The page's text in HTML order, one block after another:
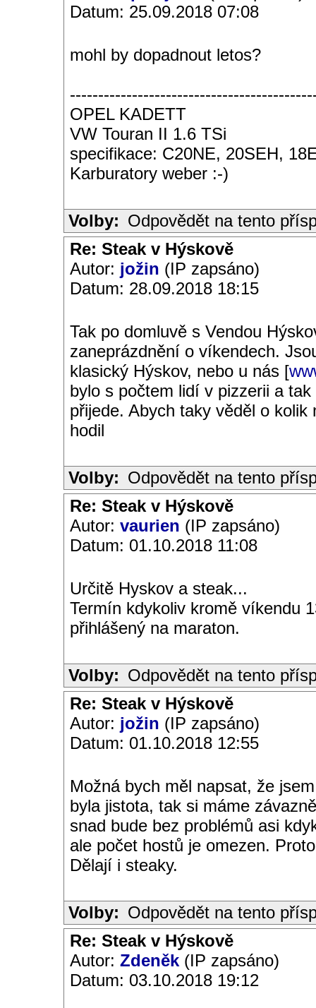
Datum: 25.09.2018 07:08
mohl by dopadnout letos?
OPEL KADETT
VW Touran II 1.6 TSi
specifikace: C20NE, 20SEH,
Karburatory weber :-)
Volby: Odpovědět na tento
Re: Steak v Hýskově
Autor: jožin (IP zapsáno)
Datum: 28.09.2018 18:15
Tak po domluvě s Vendou
zaneprázdnění o víkendech.
klasický Hýskov, nebo u nás [
bylo s počtem lidí v pizzerii a
přijede. Abych taky věděl o
hodil
Volby: Odpovědět na tento
Re: Steak v Hýskově
Autor: vaurien (IP zapsáno)
Datum: 01.10.2018 11:08
Určitě Hyskov a steak...
Termín kdykoliv kromě víkendu
přihlášený na maraton.
Volby: Odpovědět na tento
Re: Steak v Hýskově
Autor: jožin (IP zapsáno)
Datum: 01.10.2018 12:55
Možná bych měl napsat, že
byla jistota, tak si máme
snad bude bez problémů asi
ale počet hostů je omezen.
Dělají i steaky.
Volby: Odpovědět na tento
Re: Steak v Hýskově
Autor: Zdeněk (IP zapsáno)
Datum: 03.10.2018 19:12